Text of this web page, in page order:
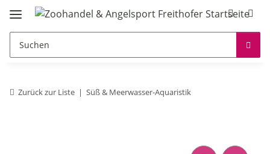
Zurück zur Liste Süß & Meerwasser-Aquaristik